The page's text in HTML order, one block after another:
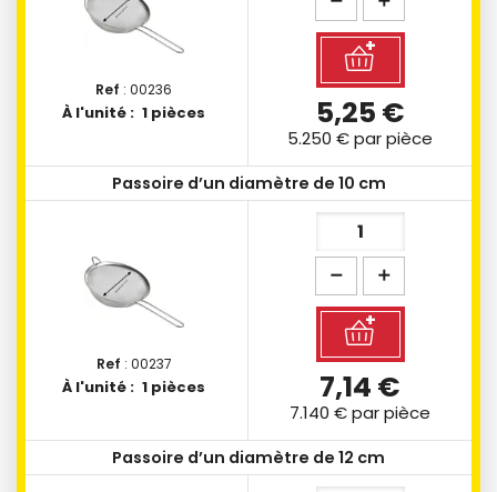
Ref : 00236
À l'unité : 1 pièces 5,25 €
5.250 €par pièce
Ref : 00237
À l'unité : 1 pièces
Passoire d’un diamètre de 10 cm
7,14 €
7.140 €par pièce
Passoire d’un diamètre de 12 cm